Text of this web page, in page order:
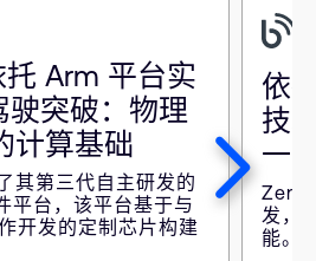
托 Arm 平台实
驶突破：物理
计算基础
其第三代自主研发的
平台，该平台基于与
开发的定制芯片构建
依
技
一
Zena
发，
能。